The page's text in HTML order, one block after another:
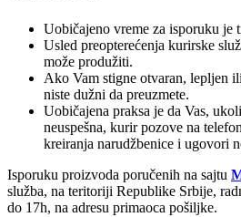
Uobičajeno vreme za isporuku je
Usled preopterećenja kurirske
može produžiti.
Ako Vam stigne otvaran, lepljen
niste dužni da preuzmete.
Uobičajena praksa je da Vas,
neuspešna, kurir pozove na
kreiranja narudžbenice i ugovori
Isporuku proizvoda poručenih na sajtu
služba, na teritoriji Republike Srbije,
do 17h, na adresu primaoca pošiljke.